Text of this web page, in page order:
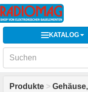
KATALOG
Produkte >